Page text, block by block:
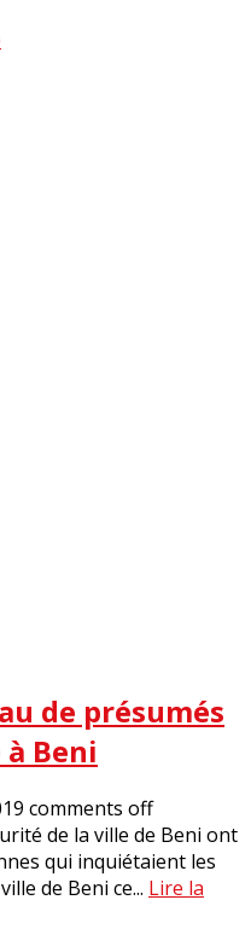
de présumés
Beni
comments off
de la ville de Beni ont
qui inquiétaient les
de Beni ce... Lire la